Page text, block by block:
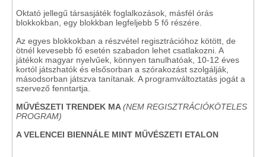
Oktató jellegű társasjáték foglalkozások, másfél órás
blokkokban, egy blokkban legfeljebb 5 fő részére.
Az egyes blokkokban a részvétel regisztrációhoz kötött, de
ötnél kevesebb fő esetén szabadon lehet csatlakozni. A
játékok magyar nyelvűek, könnyen tanulhatóak, 10-12 éves
kortól játszhatók és elsősorban a szórakozást szolgálják,
másodsorban játszva tanítanak. A programváltoztatás jogát a
szervező fenntartja.
MŰVÉSZETI TRENDEK MA(NEM REGISZTRÁCIÓKÖTELES
PROGRAM)
A VELENCEI BIENNÁLE MINT MŰVÉSZETI ETALON